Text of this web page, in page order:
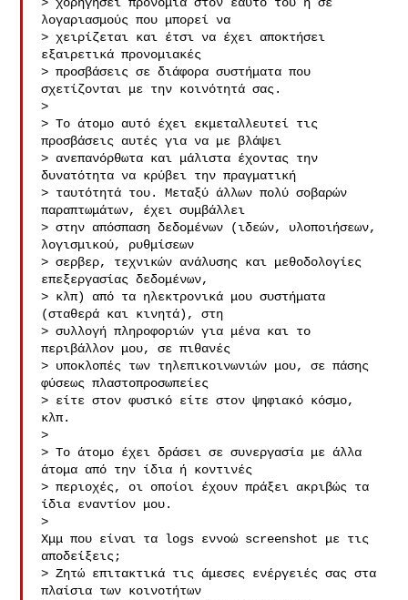
λογαριασμούς που μπορεί να
> χειρίζεται και έτσι να έχει αποκτήσει
εξαιρετικά προνομιακές
> προσβάσεις σε διάφορα συστήματα που
σχετίζονται με την κοινότητά σας.
>
> Το άτομο αυτό έχει εκμεταλλευτεί τις
προσβάσεις αυτές για να με βλάψει
> ανεπανόρθωτα και μάλιστα έχοντας την
δυνατότητα να κρύβει την πραγματική
> ταυτότητά του. Μεταξύ άλλων πολύ σοβαρών
παραπτωμάτων, έχει συμβάλλει
> στην απόσπαση δεδομένων (ιδεών, υλοποιήσεων,
λογισμικού, ρυθμίσεων
> σερβερ, τεχνικών ανάλυσης και μεθοδολογίες
επεξεργασίας δεδομένων,
> κλπ) από τα ηλεκτρονικά μου συστήματα
(σταθερά και κινητά), στη
> συλλογή πληροφοριών για μένα και το
περιβάλλον μου, σε πιθανές
> υποκλοπές των τηλεπικοινωνιών μου, σε πάσης
φύσεως πλαστοπροσωπείες
> είτε στον φυσικό είτε στον ψηφιακό κόσμο,
κλπ.
>
> Το άτομο έχει δράσει σε συνεργασία με άλλα
άτομα από την ίδια ή κοντινές
> περιοχές, οι οποίοι έχουν πράξει ακριβώς τα
ίδια εναντίον μου.
>
Χμμ που είναι τα logs εννοώ screenshot με τις
αποδείξεις;
> Ζητώ επιτακτικά τις άμεσες ενέργειές σας στα
πλαίσια των κοινοτήτων